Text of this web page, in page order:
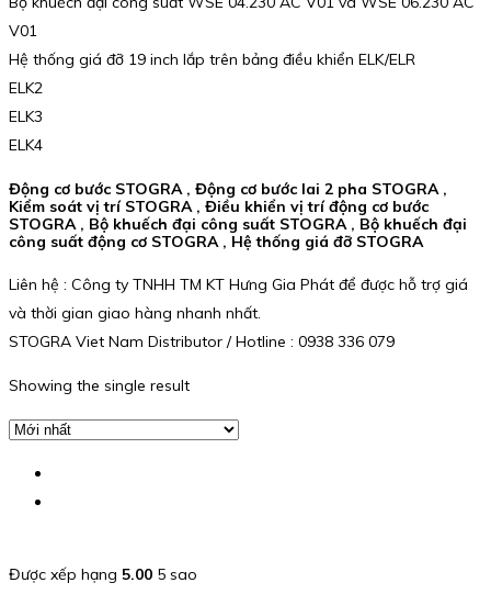
V01
Hệ thống giá đỡ 19 inch lắp trên bảng điều khiển ELK/ELR
ELK2
ELK3
ELK4
Động cơ bước STOGRA , Động cơ bước lai 2 pha STOGRA ,
Kiểm soát vị trí STOGRA , Điều khiển vị trí động cơ bước
STOGRA , Bộ khuếch đại công suất STOGRA , Bộ khuếch đại
công suất động cơ STOGRA , Hệ thống giá đỡ STOGRA
Liên hệ : Công ty TNHH TM KT Hưng Gia Phát để được hỗ trợ giá
và thời gian giao hàng nhanh nhất.
STOGRA Viet Nam Distributor / Hotline : 0938 336 079
Showing the single result
Được xếp hạng 5.00 5 sao